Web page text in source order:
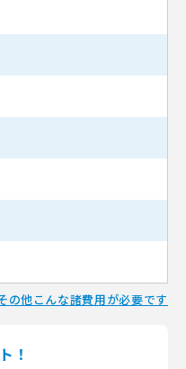
の他こんな諸費用が必要です
！